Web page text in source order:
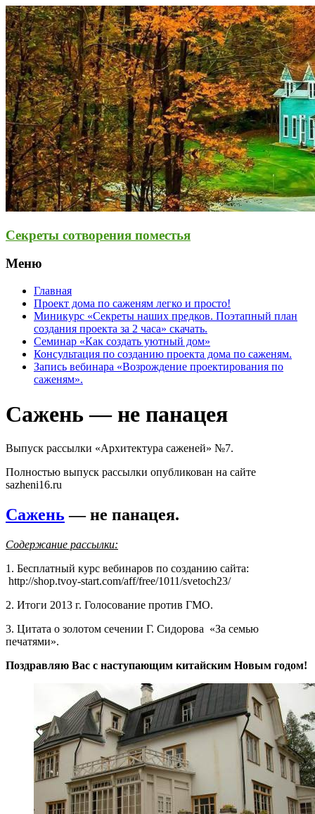
Секреты сотворения поместья
Меню
Главная
Проект дома по саженям легко и просто!
Миникурс «Секреты наших предков. Поэтапный план
создания проекта за 2 часа» скачать.
Семинар «Как создать уютный дом»
Консультация по созданию проекта дома по саженям.
Запись вебинара «Возрождение проектирования по
саженям».
Сажень — не панацея
Выпуск рассылки «Архитектура саженей» №7.
Полностью выпуск рассылки опубликован на сайте
sazheni16.ru
Сажень — не панацея.
Содержание рассылки:
1. Бесплатный курс вебинаров по созданию сайта:
http://shop.tvoy-start.com/aff/free/1011/svetoch23/
2. Итоги 2013 г. Голосование против ГМО.
3. Цитата о золотом сечении Г. Сидорова «За семью
печатями».
Поздравляю Вас с наступающим китайским Новым годом!